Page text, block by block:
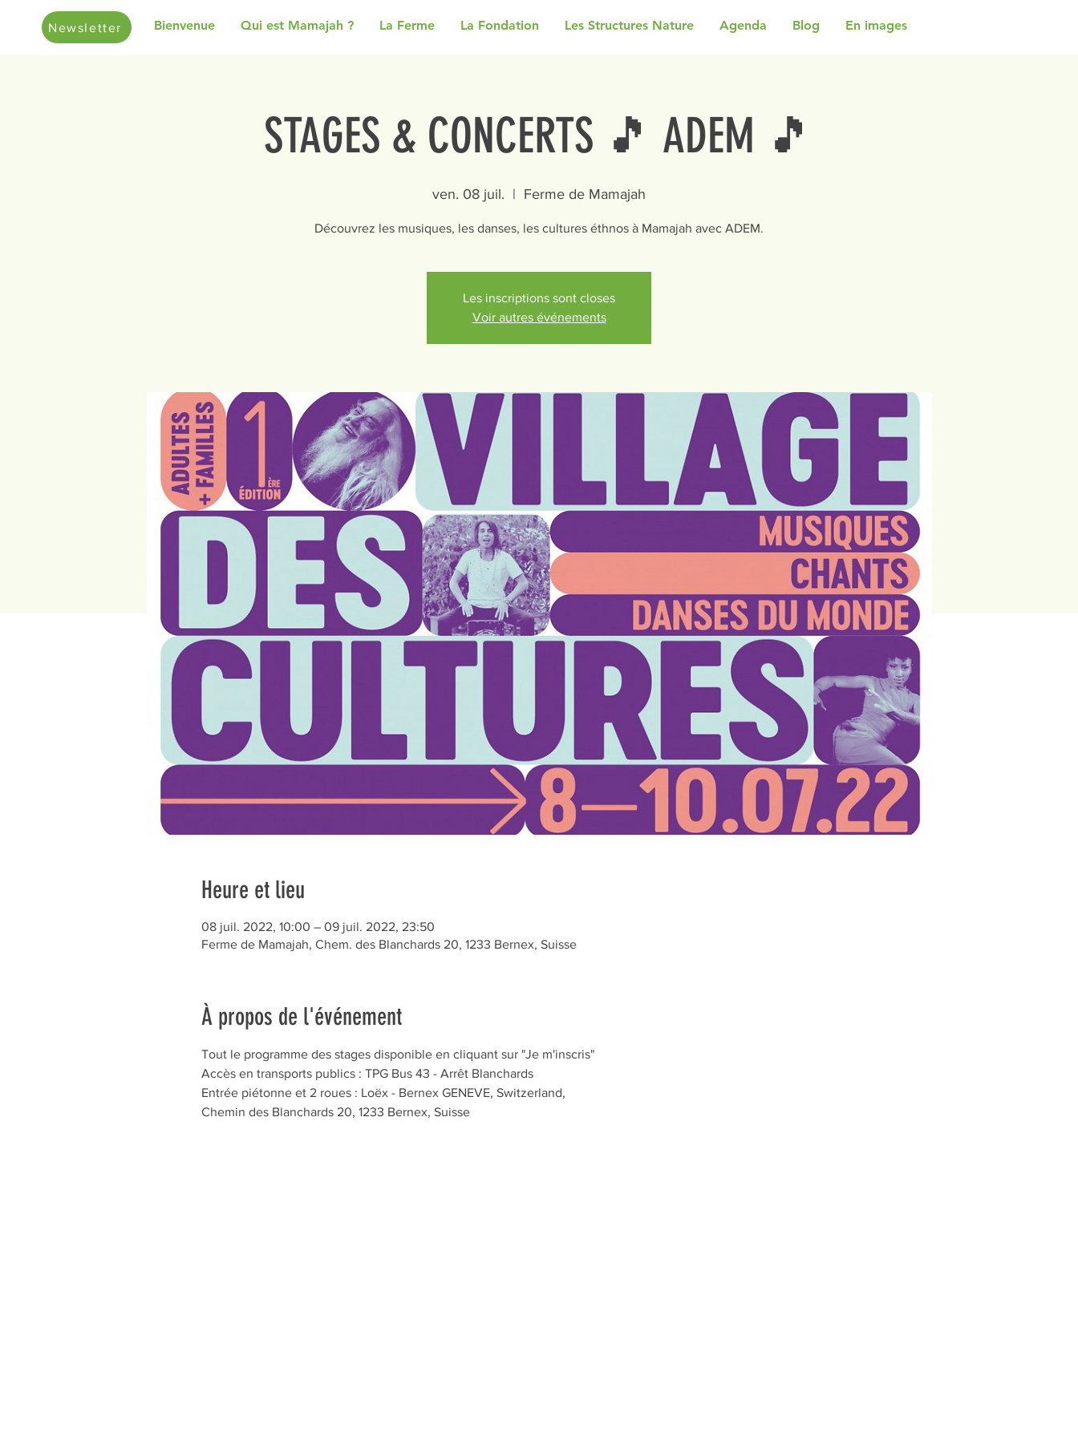
Newsletter Bienvenue Qui est Mamajah ? La Ferme La Fondation Les Structures Nature Agenda Blog En images
STAGES & CONCERTS 🎵 ADEM 🎵
ven. 08 juil.
  |
Ferme de Mamajah
Découvrez les musiques, les danses, les cultures éthnos à Mamajah avec ADEM.
Les inscriptions sont closes
Voir autres événements
Heure et lieu
08 juil. 2022, 10:00 – 09 juil. 2022, 23:50
Ferme de Mamajah, Chem. des Blanchards 20, 1233 Bernex, Suisse
À propos de l'événement
Tout le programme des stages disponible en cliquant sur "Je m'inscris"
Accès en transports publics : TPG Bus 43 - Arrêt Blanchards
Entrée piétonne et 2 roues : Loëx - Bernex GENEVE, Switzerland,
Chemin des Blanchards 20, 1233 Bernex, Suisse